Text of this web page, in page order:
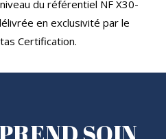
du référentiel NF X30-
en exclusivité par le
Certification.